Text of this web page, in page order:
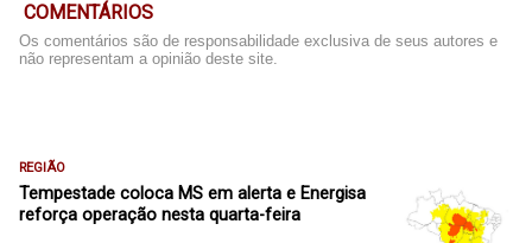
COMENTÁRIOS
Os comentários são de responsabilidade exclusiva de seus autores e
não representam a opinião deste site.
REGIÃO
Tempestade coloca MS em alerta e Energisa
reforça operação nesta quarta-feira